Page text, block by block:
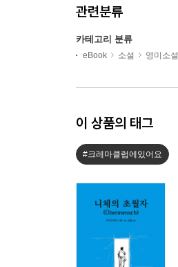
관련분류
카테고리 분류
eBook 소설 영미소설
이 상품의 태그
#크레마클럽에있어요